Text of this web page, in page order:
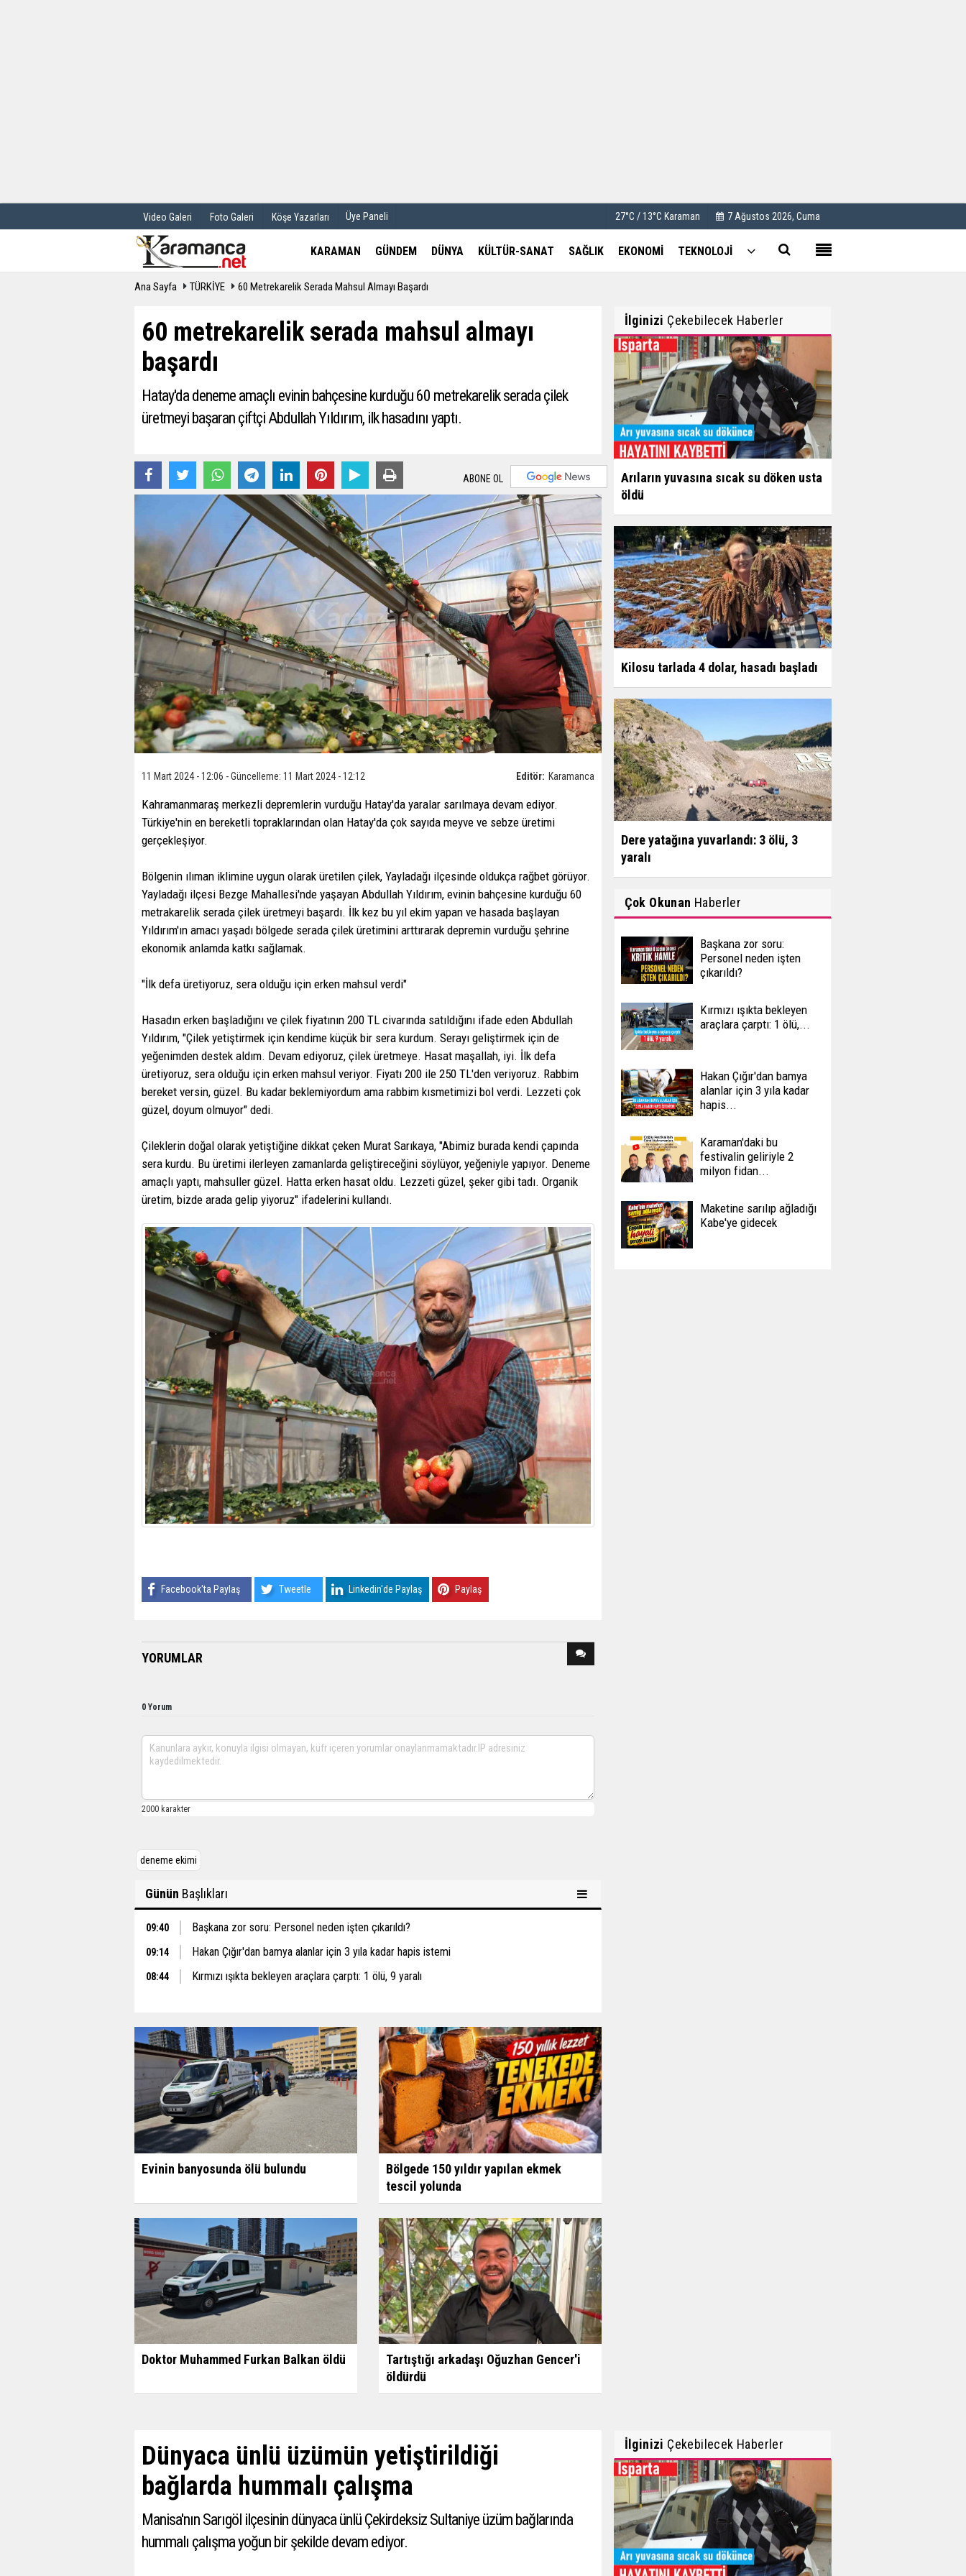
Video Galeri Foto Galeri Köşe Yazarları Üye Paneli 27°C / 13°C Karaman 7 Ağustos 2026, Cuma
KARAMAN GÜNDEM DÜNYA KÜLTÜR-SANAT SAĞLIK EKONOMİ TEKNOLOJİ
Ana Sayfa TÜRKİYE 60 Metrekarelik Serada Mahsul Almayı Başardı
60 metrekarelik serada mahsul almayı
başardı
Hatay'da deneme amaçlı evinin bahçesine kurduğu 60 metrekarelik serada çilek
üretmeyi başaran çiftçi Abdullah Yıldırım, ilk hasadını yaptı.
ABONE OL
Editör: Karamanca
11 Mart 2024 - 12:06 - Güncelleme: 11 Mart 2024 - 12:12
Kahramanmaraş merkezli depremlerin vurduğu Hatay'da yaralar sarılmaya devam ediyor.
Türkiye'nin en bereketli topraklarından olan Hatay'da çok sayıda meyve ve sebze üretimi
gerçekleşiyor.
Bölgenin ılıman iklimine uygun olarak üretilen çilek, Yayladağı ilçesinde oldukça rağbet görüyor.
Yayladağı ilçesi Bezge Mahallesi'nde yaşayan Abdullah Yıldırım, evinin bahçesine kurduğu 60
metrakarelik serada çilek üretmeyi başardı. İlk kez bu yıl ekim yapan ve hasada başlayan
Yıldırım'ın amacı yaşadı bölgede serada çilek üretimini arttırarak depremin vurduğu şehrine
ekonomik anlamda katkı sağlamak.
"İlk defa üretiyoruz, sera olduğu için erken mahsul verdi"
Hasadın erken başladığını ve çilek fiyatının 200 TL civarında satıldığını ifade eden Abdullah
Yıldırım, "Çilek yetiştirmek için kendime küçük bir sera kurdum. Serayı geliştirmek için de
yeğenimden destek aldım. Devam ediyoruz, çilek üretmeye. Hasat maşallah, iyi. İlk defa
üretiyoruz, sera olduğu için erken mahsul veriyor. Fiyatı 200 ile 250 TL'den veriyoruz. Rabbim
bereket versin, güzel. Bu kadar beklemiyordum ama rabbim kısmetimizi bol verdi. Lezzeti çok
güzel, doyum olmuyor" dedi.
Çileklerin doğal olarak yetiştiğine dikkat çeken Murat Sarıkaya, "Abimiz burada kendi çapında
sera kurdu. Bu üretimi ilerleyen zamanlarda geliştireceğini söylüyor, yeğeniyle yapıyor. Deneme
amaçlı yaptı, mahsuller güzel. Hatta erken hasat oldu. Lezzeti güzel, şeker gibi tadı. Organik
üretim, bizde arada gelip yiyoruz" ifadelerini kullandı.
Facebook'ta Paylaş Tweetle Linkedin'de Paylaş Paylaş
YORUMLAR
0 Yorum
deneme ekimi
Günün Başlıkları
09:40 Başkana zor soru: Personel neden işten çıkarıldı?
09:14 Hakan Çığır'dan bamya alanlar için 3 yıla kadar hapis istemi
08:44 Kırmızı ışıkta bekleyen araçlara çarptı: 1 ölü, 9 yaralı
Evinin banyosunda ölü bulundu
Bölgede 150 yıldır yapılan ekmek
tescil yolunda
Doktor Muhammed Furkan Balkan öldü
Tartıştığı arkadaşı Oğuzhan Gencer'i
öldürdü
İlginizi Çekebilecek Haberler
Arıların yuvasına sıcak su döken usta
öldü
Kilosu tarlada 4 dolar, hasadı başladı
Dere yatağına yuvarlandı: 3 ölü, 3
yaralı
Çok Okunan Haberler
Başkana zor soru:
Personel neden işten
çıkarıldı?
Kırmızı ışıkta bekleyen
araçlara çarptı: 1 ölü,...
Hakan Çığır'dan bamya
alanlar için 3 yıla kadar
hapis...
Karaman'daki bu
festivalin geliriyle 2
milyon fidan...
Maketine sarılıp ağladığı
Kabe'ye gidecek
Dünyaca ünlü üzümün yetiştirildiği
bağlarda hummalı çalışma
Manisa'nın Sarıgöl ilçesinin dünyaca ünlü Çekirdeksiz Sultaniye üzüm bağlarında
hummalı çalışma yoğun bir şekilde devam ediyor.
İlginizi Çekebilecek Haberler